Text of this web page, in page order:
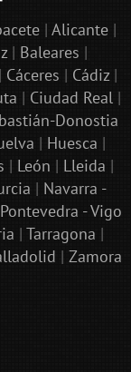
| Alicante|
| Baleares |
| Cáceres | Cádiz|
| Ciudad Real|
Donostia
| Huesca |
| León | Lleida |
| Navarra -
Pontevedra - Vigo
| Tarragona |
| Zamora